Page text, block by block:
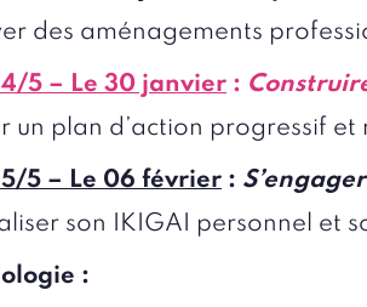
des aménagements
4/5 – Le 30 janvier :
un plan d’action progressif et
5 – Le 06 février :
son IKIGAI personnel et
: